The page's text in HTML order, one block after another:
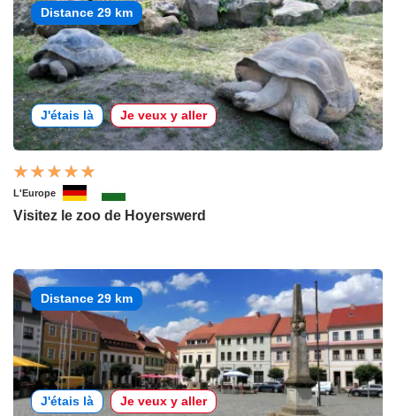
Distance 29 km
J'étais là Je veux y aller
L'Europe
Visitez le zoo de Hoyerswerd
Distance 29 km
J'étais là Je veux y aller